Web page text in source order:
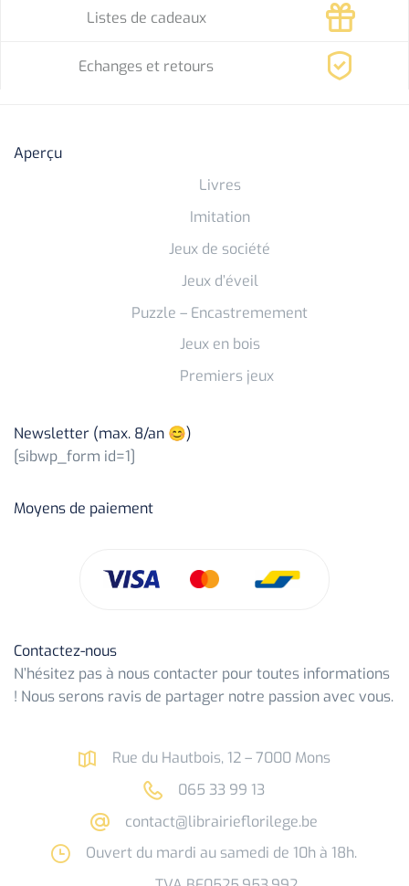
Listes de cadeaux
Echanges et retours
Aperçu
Livres
Imitation
Jeux de société
Jeux d’éveil
Puzzle – Encastremement
Jeux en bois
Premiers jeux
Newsletter (max. 8/an 😊)
[sibwp_form id=1]
Moyens de paiement
Contactez-nous
N’hésitez pas à nous contacter pour toutes informations
! Nous serons ravis de partager notre passion avec vous.
Rue du Hautbois, 12 – 7000 Mons
065 33 99 13
contact@librairieflorilege.be
Ouvert du mardi au samedi de 10h à 18h.